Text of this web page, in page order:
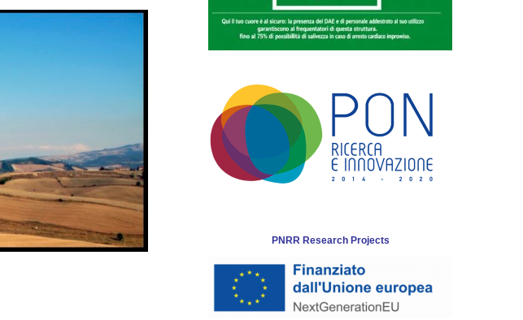
PNRR Research Projects